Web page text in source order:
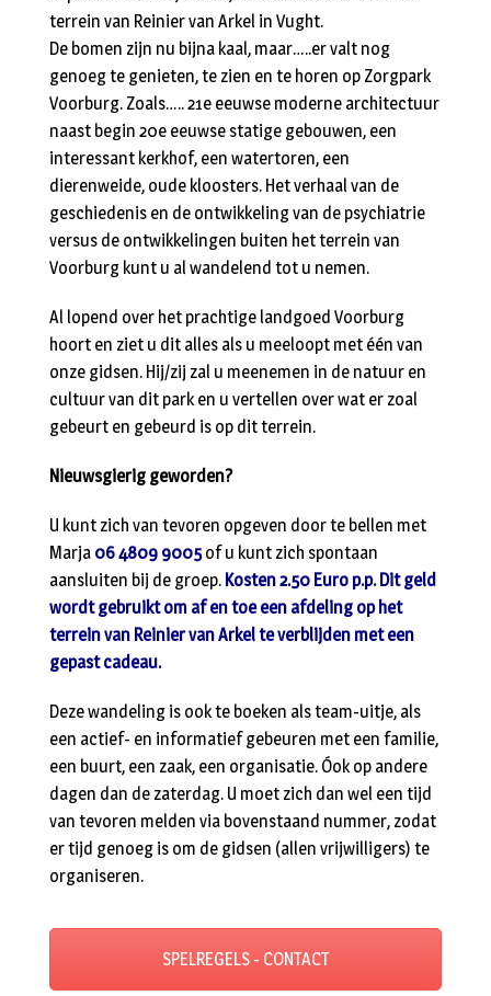
terrein van Reinier van Arkel in Vught.
De bomen zijn nu bijna kaal, maar…..er valt nog
genoeg te genieten, te zien en te horen op Zorgpark
Voorburg. Zoals….. 21e eeuwse moderne architectuur
naast begin 20e eeuwse statige gebouwen, een
interessant kerkhof, een watertoren, een
dierenweide, oude kloosters. Het verhaal van de
geschiedenis en de ontwikkeling van de psychiatrie
versus de ontwikkelingen buiten het terrein van
Voorburg kunt u al wandelend tot u nemen.
Al lopend over het prachtige landgoed Voorburg
hoort en ziet u dit alles als u meeloopt met één van
onze gidsen. Hij/zij zal u meenemen in de natuur en
cultuur van dit park en u vertellen over wat er zoal
gebeurt en gebeurd is op dit terrein.
Nieuwsgierig geworden?
U kunt zich van tevoren opgeven door te bellen met
Marja 06 4809 9005 of u kunt zich spontaan
aansluiten bij de groep. Kosten 2.50 Euro p.p. Dit geld
wordt gebruikt om af en toe een afdeling op het
terrein van Reinier van Arkel te verblijden met een
gepast cadeau.
Deze wandeling is ook te boeken als team-uitje, als
een actief- en informatief gebeuren met een familie,
een buurt, een zaak, een organisatie. Óok op andere
dagen dan de zaterdag. U moet zich dan wel een tijd
van tevoren melden via bovenstaand nummer, zodat
er tijd genoeg is om de gidsen (allen vrijwilligers) te
organiseren.
SPELREGELS - CONTACT